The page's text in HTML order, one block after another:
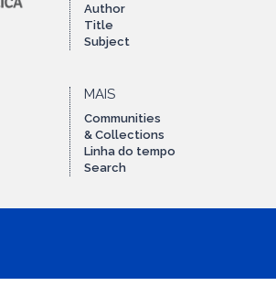
Author
Title
Subject
MAIS
Communities
& Collections
Linha do tempo
Search